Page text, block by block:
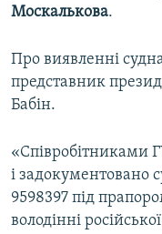
Москалькова.
Про виявленні
представник
Бабін.
«Співробітниками
і задокументовано
9598397 під
володінні